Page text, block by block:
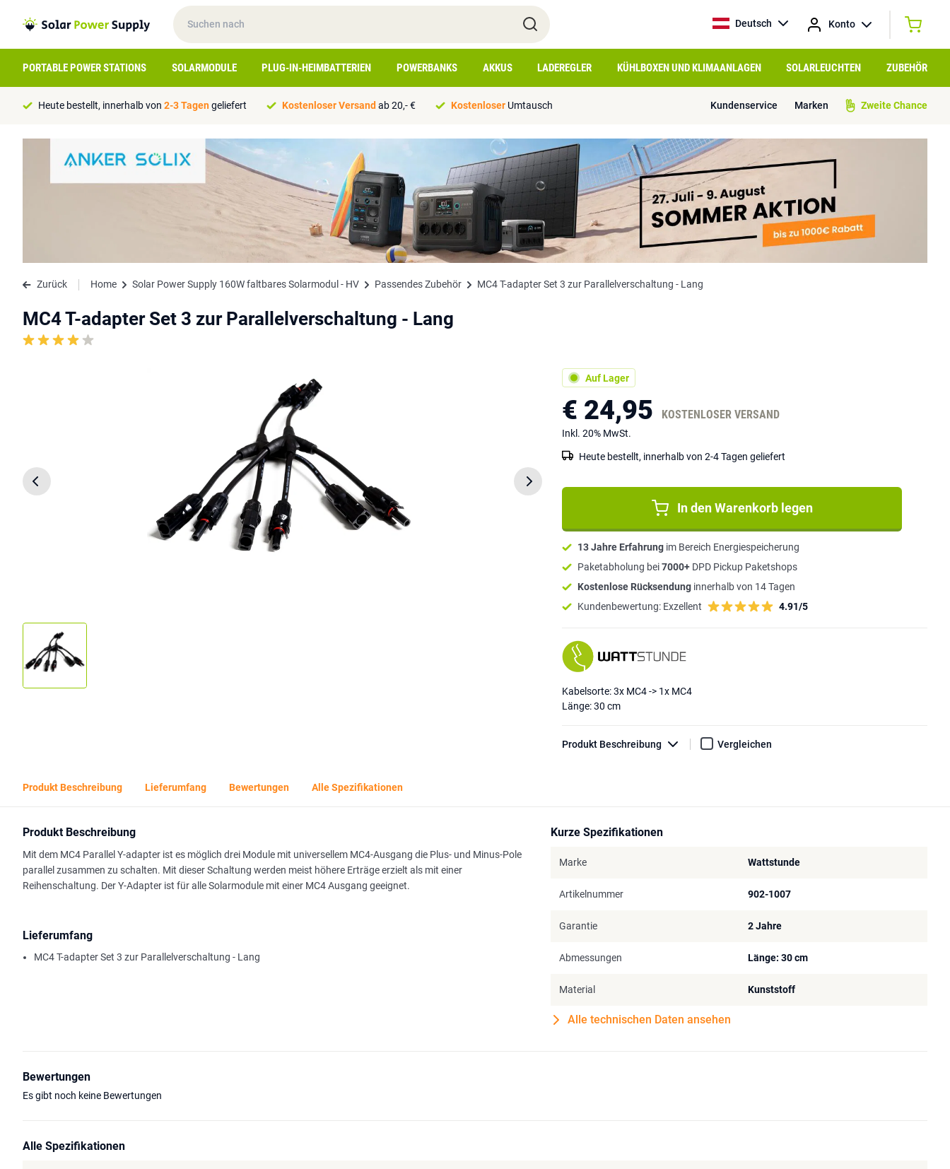
Deutsch Konto
PORTABLE POWER STATIONS SOLARMODULE PLUG-IN-HEIMBATTERIEN POWERBANKS AKKUS LADEREGLER KÜHLBOXEN UND KLIMAANLAGEN SOLARLEUCHTEN ZUBEHÖR
Heute bestellt, innerhalb von 2-3 Tagengeliefert Kostenloser Versand ab 20,- € Kostenloser Umtausch Kundenservice Marken Zweite Chance
Zurück Home Solar Power Supply 160W faltbares Solarmodul - HV Passendes Zubehör MC4 T-adapter Set 3 zur Parallelverschaltung - Lang
MC4 T-adapter Set 3 zur Parallelverschaltung - Lang
Auf Lager
€ 24,95 KOSTENLOSER VERSAND
Inkl. 20% MwSt.
Heute bestellt, innerhalb von 2-4 Tagen geliefert
In den Warenkorb legen
13 Jahre Erfahrung im Bereich Energiespeicherung
Paketabholung bei7000+ DPD Pickup Paketshops
Kostenlose Rücksendung innerhalb von 14 Tagen
Kundenbewertung: Exzellent 4.91/5
Kabelsorte: 3x MC4 -> 1x MC4
Länge: 30 cm
Produkt Beschreibung Vergleichen
Produkt Beschreibung Lieferumfang Bewertungen Alle Spezifikationen
Produkt Beschreibung
Mit dem MC4 Parallel Y-adapter ist es möglich drei Module mit universellem MC4-Ausgang die Plus- und Minus-Pole
parallel zusammen zu schalten. Mit dieser Schaltung werden meist höhere Erträge erzielt als mit einer
Reihenschaltung. Der Y-Adapter ist für alle Solarmodule mit einer MC4 Ausgang geeignet.
Lieferumfang
MC4 T-adapter Set 3 zur Parallelverschaltung - Lang
Kurze Spezifikationen
Marke Wattstunde
Artikelnummer 902-1007
Garantie 2 Jahre
Abmessungen Länge: 30 cm
Material Kunststoff
Alle technischen Daten ansehen
Bewertungen
Es gibt noch keine Bewertungen
Alle Spezifikationen